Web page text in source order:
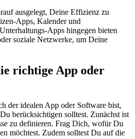
ausgelegt, Deine Effizienz zu
Apps, Kalender und
Apps hingegen bieten
soziale Netzwerke, um Deine
richtige App oder
der idealen App oder Software bist,
berücksichtigen solltest. Zunächst ist
zu definieren. Frag Dich, wofür Du
möchtest. Zudem solltest Du auf die